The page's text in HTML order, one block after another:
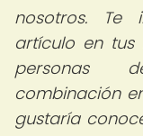
nosotros. Te
artículo en tus
personas
combinación
gustaría